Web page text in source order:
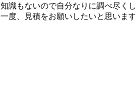
識もないので自分なりに調べ尽くし
度、見積をお願いしたいと思います